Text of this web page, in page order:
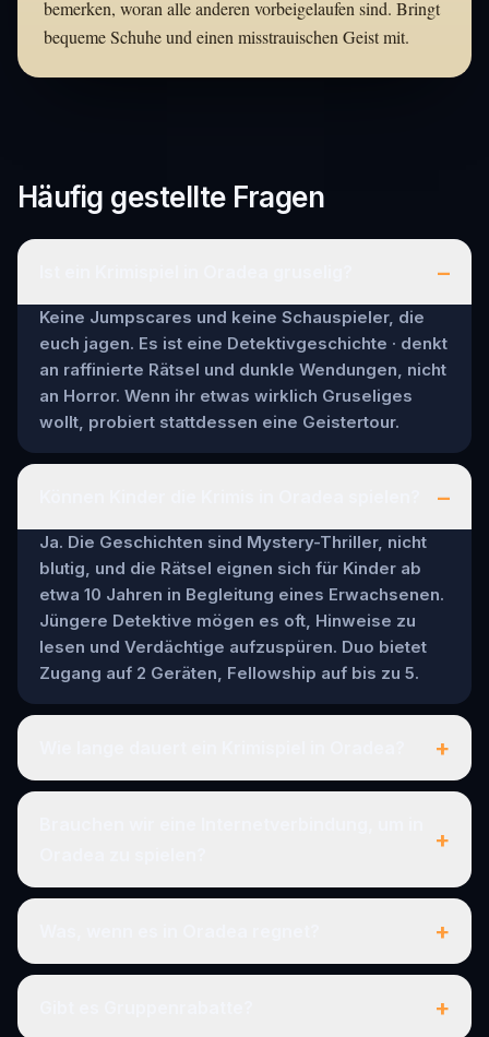
bemerken, woran alle anderen vorbeigelaufen sind. Bringt
bequeme Schuhe und einen misstrauischen Geist mit.
Häufig gestellte Fragen
–
Keine Jumpscares und keine Schauspieler, die
euch jagen. Es ist eine Detektivgeschichte · denkt
an raffinierte Rätsel und dunkle Wendungen, nicht
an Horror. Wenn ihr etwas wirklich Gruseliges
wollt, probiert stattdessen eine Geistertour.
–
Ja. Die Geschichten sind Mystery-Thriller, nicht
blutig, und die Rätsel eignen sich für Kinder ab
etwa 10 Jahren in Begleitung eines Erwachsenen.
Jüngere Detektive mögen es oft, Hinweise zu
lesen und Verdächtige aufzuspüren. Duo bietet
Zugang auf 2 Geräten, Fellowship auf bis zu 5.
+
+
+
+